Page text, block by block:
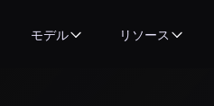
モデル リソース